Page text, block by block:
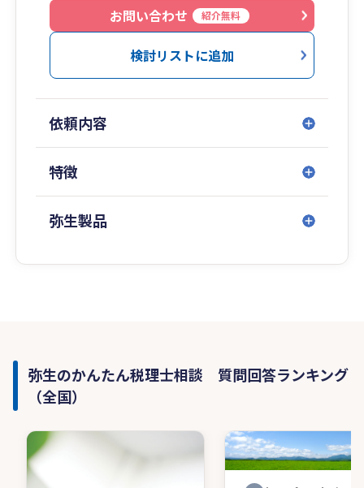
お問い合わせ
紹介無料
検討リストに追加
依頼内容
特徴
弥生製品
弥生のかんたん税理士相談 質問回答ランキング
（全国）